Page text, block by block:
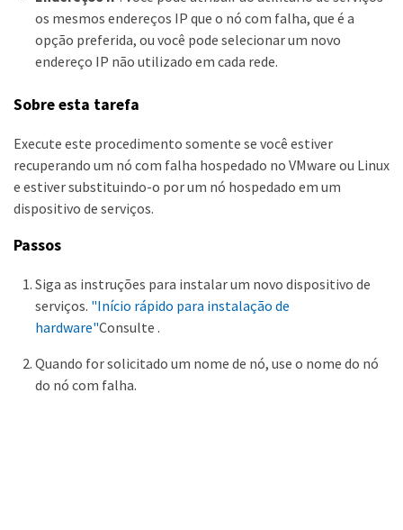
os mesmos endereços IP que o nó com falha, que é a
opção preferida, ou você pode selecionar um novo
endereço IP não utilizado em cada rede.
Sobre esta tarefa
Execute este procedimento somente se você estiver
recuperando um nó com falha hospedado no VMware ou Linux
e estiver substituindo-o por um nó hospedado em um
dispositivo de serviços.
Passos
Siga as instruções para instalar um novo dispositivo de
serviços. "Início rápido para instalação de
hardware"Consulte .
Quando for solicitado um nome de nó, use o nome do nó
do nó com falha.